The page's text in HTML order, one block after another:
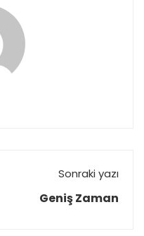
Sonraki yazı
Geniş Zaman